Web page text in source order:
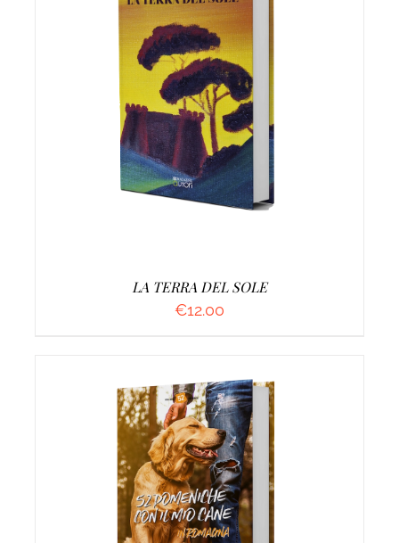
AGGIUNGI AL CARRELLO /
LA TERRA DEL SOLE
€12.00
AGGIUNGI AL CARRELLO /